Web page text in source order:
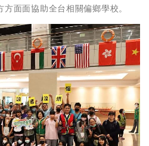
面面協助全台相關偏鄉學校。